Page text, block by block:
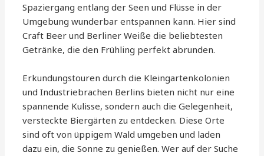
Spaziergang entlang der Seen und Flüsse in der
Umgebung wunderbar entspannen kann. Hier sind
Craft Beer und Berliner Weiße die beliebtesten
Getränke, die den Frühling perfekt abrunden.
Erkundungstouren durch die Kleingartenkolonien
und Industriebrachen Berlins bieten nicht nur eine
spannende Kulisse, sondern auch die Gelegenheit,
versteckte Biergärten zu entdecken. Diese Orte
sind oft von üppigem Wald umgeben und laden
dazu ein, die Sonne zu genießen. Wer auf der Suche